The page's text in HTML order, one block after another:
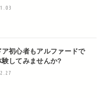
ア初心者もアルファードで
験してみませんか?